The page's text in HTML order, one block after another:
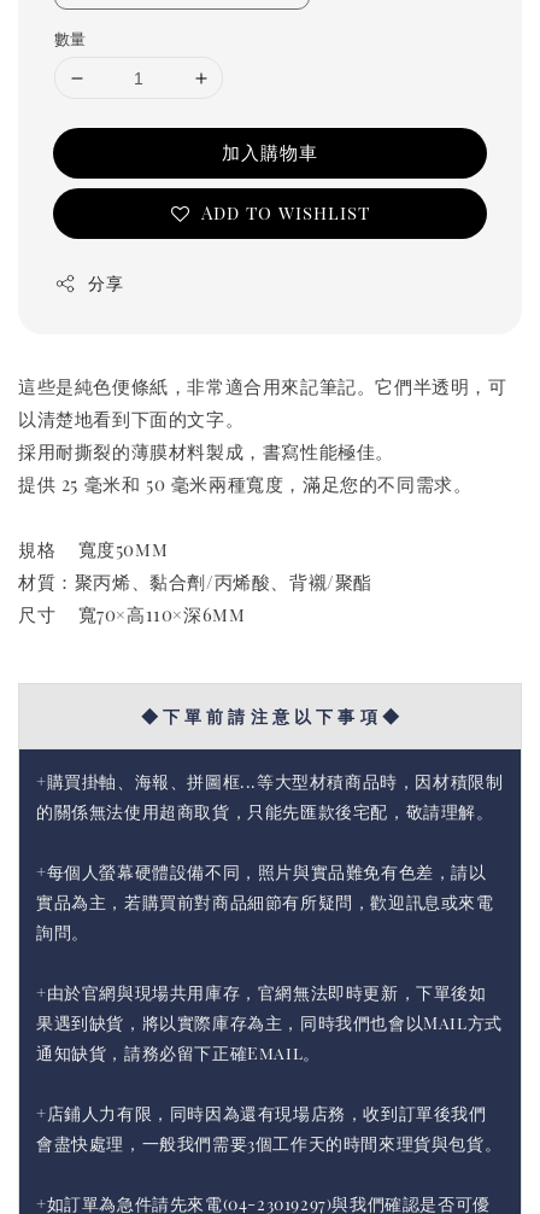
數量
加入購物車
Add to wishlist
分享
這些是純色便條紙，非常適合用來記筆記。它們半透明，可
以清楚地看到下面的文字。
採用耐撕裂的薄膜材料製成，書寫性能極佳。
提供 25 毫米和 50 毫米兩種寬度，滿足您的不同需求。
規格
寬度50mm
材質：聚丙烯、黏合劑/丙烯酸、背襯/聚酯
尺寸
寬70×高110×深6mm
◆ 下 單 前 請 注 意 以 下 事 項 ◆
+購買掛軸、海報、拼圖框...等大型材積商品時，因材積限制
的關係無法使用超商取貨，只能先匯款後宅配，敬請理解。
+每個人螢幕硬體設備不同，照片與實品難免有色差，請以
實品為主，若購買前對商品細節有所疑問，歡迎訊息或來電
詢問。
+由於官網與現場共用庫存，官網無法即時更新，下單後如
果遇到缺貨，將以實際庫存為主，同時我們也會以Mail方式
通知缺貨，請務必留下正確Email。
+店鋪人力有限，同時因為還有現場店務，收到訂單後我們
會盡快處理，一般我們需要3個工作天的時間來理貨與包貨。
+如訂單為急件請先來電(04-23019297)與我們確認是否可優